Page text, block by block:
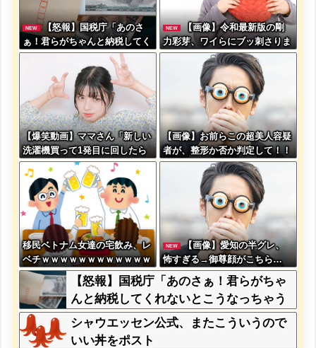
NEW
【怒報】国税庁「あのさ
ぁ！君らがちゃんと納税してく
れないとこうなっちゃうけどど
うする？！」←これw w w w w
NEW
【画像】令和最新版の剛
力彩芽、ワイらにブッ刺さりま
くりと話題にw w w w w w w
w w w w w w
【爆笑動画】ママさん「新しい
洗濯機買って1発目に回したら
コレw」←こwれwはw w w w
w w w w w w
【画像】お前らこの超美人容疑
者が、整形か否か判定して！！
→画像がこちらw w w w w w
移民ベトナム女達の宅飲み、レ
ベチｗｗｗｗｗｗｗｗｗｗｗｗ
ｗｗｗｗｗｗｗｗｗｗｗｗ
NEW
【画像】愛知の半グレ、
怖すぎる→御尊顔がこちら…
【怒報】国税庁「あのさぁ！君らがちゃ
んと納税してくれないとこうなっちゃう
けどどうする？！」←これw w w w w w
w w
シャウエッセン公式、またこういうので
いい丼をポスト